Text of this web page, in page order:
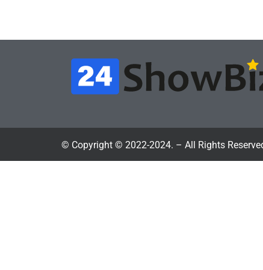
© Copyright © 2022-2024. – All Rights